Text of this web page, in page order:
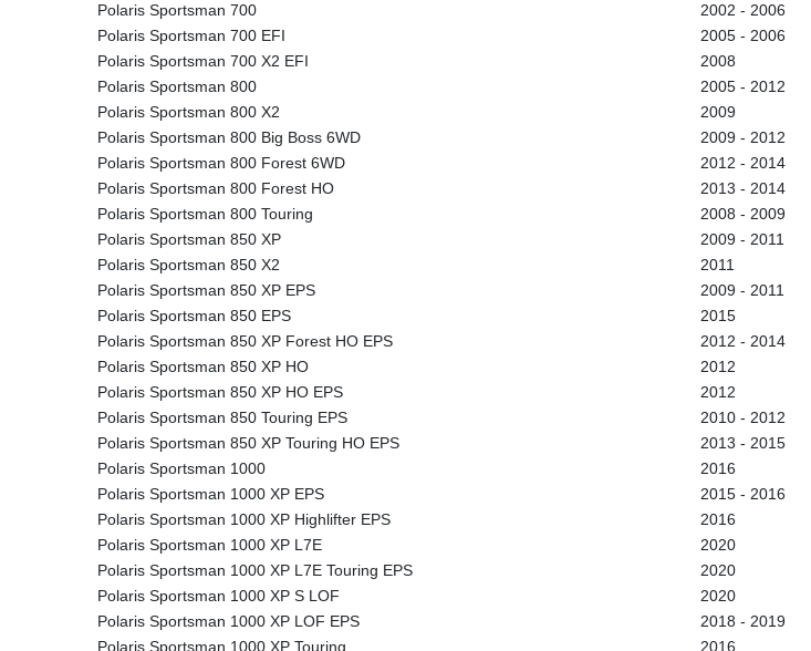
Polaris Sportsman 700
2002 - 2006
Polaris Sportsman 700 EFI
2005 - 2006
Polaris Sportsman 700 X2 EFI
2008
Polaris Sportsman 800
2005 - 2012
Polaris Sportsman 800 X2
2009
Polaris Sportsman 800 Big Boss 6WD
2009 - 2012
Polaris Sportsman 800 Forest 6WD
2012 - 2014
Polaris Sportsman 800 Forest HO
2013 - 2014
Polaris Sportsman 800 Touring
2008 - 2009
Polaris Sportsman 850 XP
2009 - 2011
Polaris Sportsman 850 X2
2011
Polaris Sportsman 850 XP EPS
2009 - 2011
Polaris Sportsman 850 EPS
2015
Polaris Sportsman 850 XP Forest HO EPS
2012 - 2014
Polaris Sportsman 850 XP HO
2012
Polaris Sportsman 850 XP HO EPS
2012
Polaris Sportsman 850 Touring EPS
2010 - 2012
Polaris Sportsman 850 XP Touring HO EPS
2013 - 2015
Polaris Sportsman 1000
2016
Polaris Sportsman 1000 XP EPS
2015 - 2016
Polaris Sportsman 1000 XP Highlifter EPS
2016
Polaris Sportsman 1000 XP L7E
2020
Polaris Sportsman 1000 XP L7E Touring EPS
2020
Polaris Sportsman 1000 XP S LOF
2020
Polaris Sportsman 1000 XP LOF EPS
2018 - 2019
Polaris Sportsman 1000 XP Touring
2016